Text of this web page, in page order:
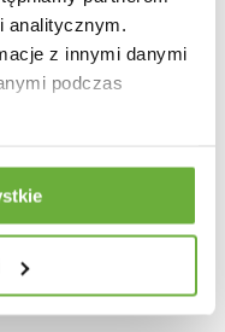
analitycznym.
z innymi danymi
podczas